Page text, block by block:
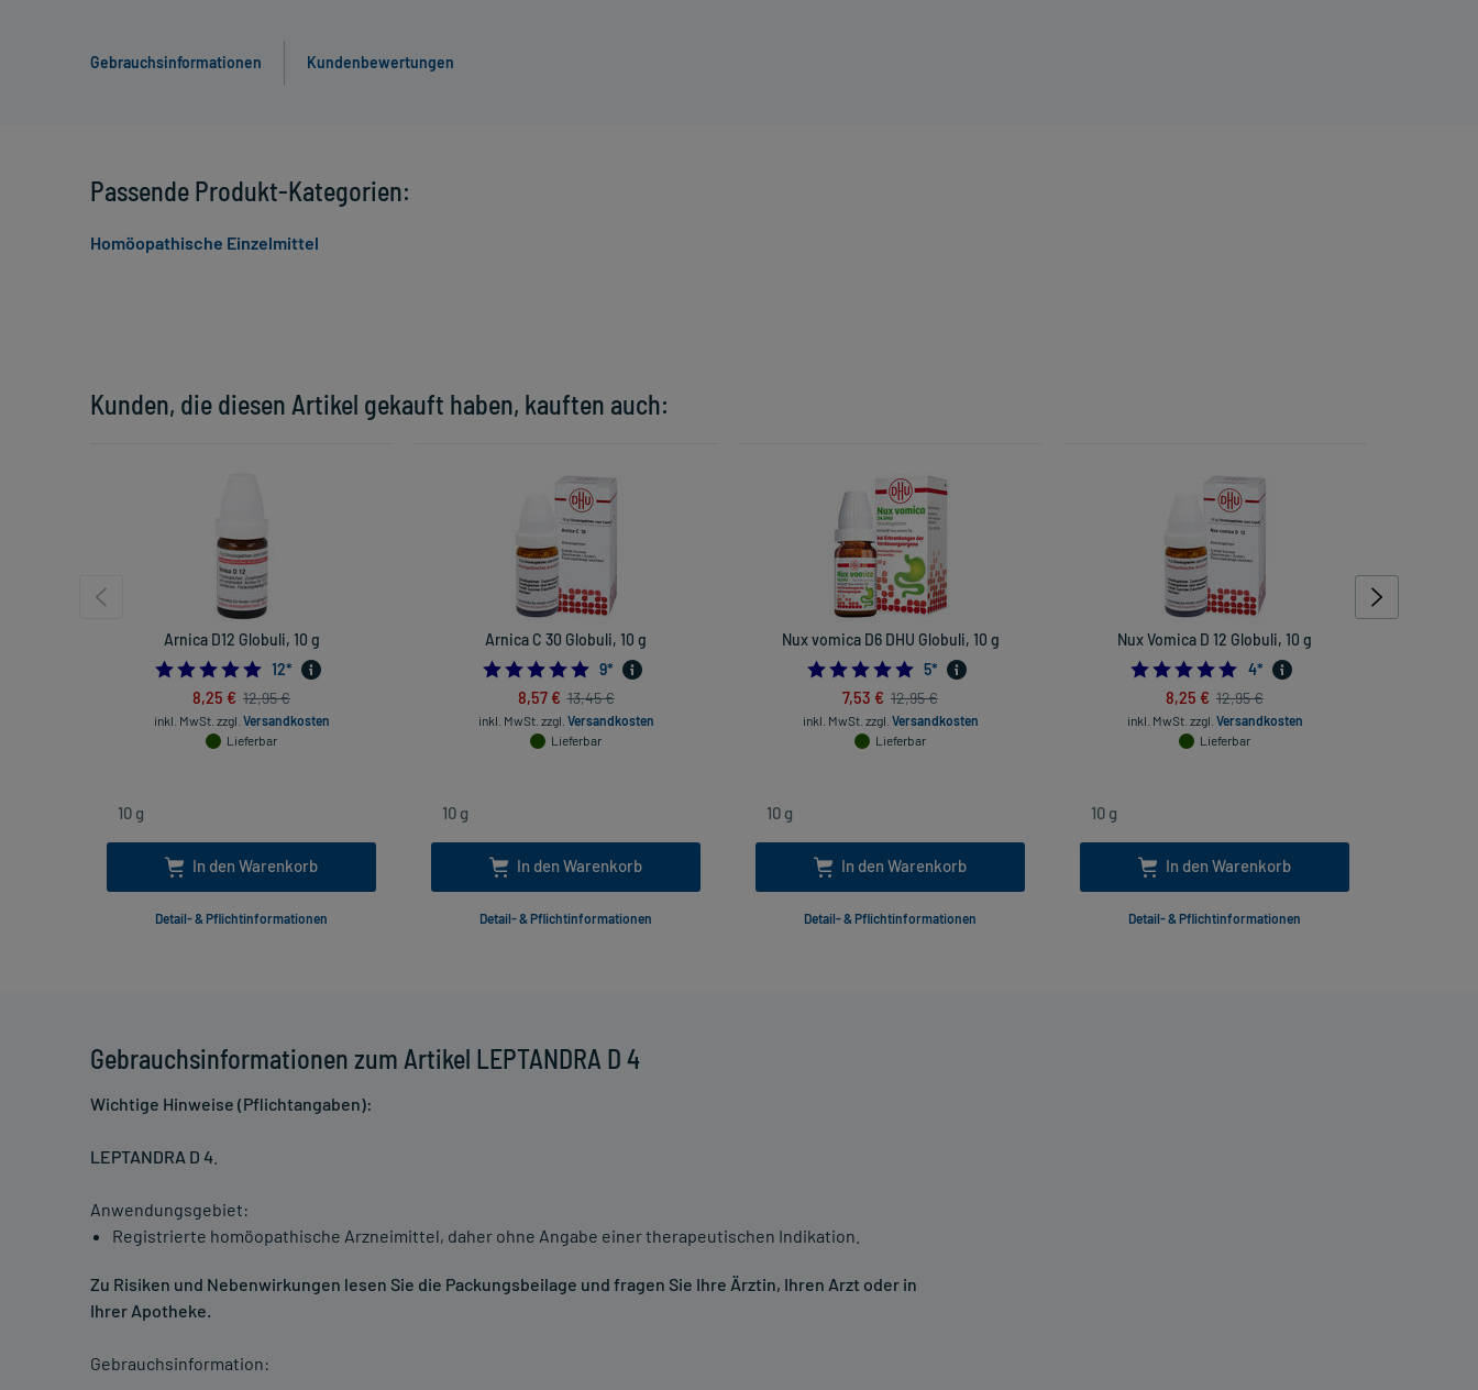
Gebrauchsinformationen Kundenbewertungen
Gebrauchsinformationen zum Artikel LEPTANDRA D 4
Wichtige Hinweise (Pflichtangaben):
LEPTANDRA D 4
Anwendungsgebiet:
Registrierte homöopathische Arzneimittel, daher ohne Angabe einer therapeutischen Indikation.
Zu Risiken und Nebenwirkungen lesen Sie die Packungsbeilage und fragen Sie Ihre Ärztin, Ihren Arzt oder in
Ihrer Apotheke.
Gebrauchsinformation:
Kunden, die diesen Artikel gekauft haben, kauften auch:
Arnica D12 Globuli, 10 g
5.0
12*
8,25 € 12,95 €
inkl. MwSt. zzgl. Versandkosten
Lieferbar
In den Warenkorb
Detail- & Pflichtinformationen
Arnica C 30 Globuli, 10 g
4.888888888888889
9*
8,57 € 13,45 €
inkl. MwSt. zzgl. Versandkosten
Lieferbar
In den Warenkorb
Detail- & Pflichtinformationen
Nux vomica D6 DHU Globuli, 10 g
5.0
5*
7,53 € 12,95 €
inkl. MwSt. zzgl. Versandkosten
Lieferbar
In den Warenkorb
Detail- & Pflichtinformationen
Nux Vomica D 12 Globuli, 10 g
4.75
4*
8,25 € 12,95 €
inkl. MwSt. zzgl. Versandkosten
Lieferbar
In den Warenkorb
Detail- & Pflichtinformationen
Passende Produkt-Kategorien:
Homöopathische Einzelmittel